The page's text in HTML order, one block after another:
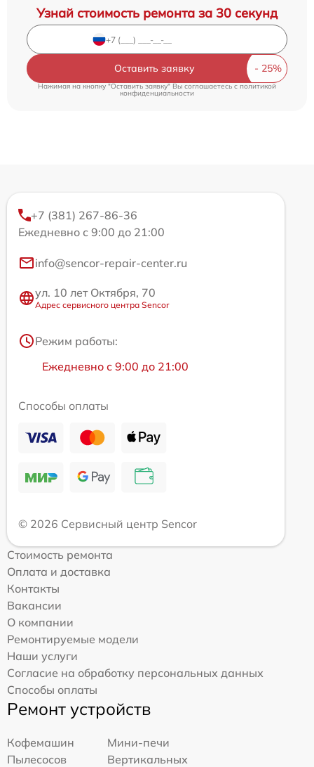
Узнай стоимость ремонта за 30 секунд
Оставить заявку
Нажимая на кнопку "Оставить заявку" Вы соглашаетесь cполитикой
конфиденциальности
+7 (381) 267-86-36
Ежедневно с 9:00 до 21:00
info@sencor-repair-center.ru
ул. 10 лет Октября, 70
Адрес сервисного центра Sencor
Режим работы:
Ежедневно с 9:00 до 21:00
Способы оплаты
© 2026 Сервисный центр Sencor
Стоимость ремонта
Оплата и доставка
Контакты
Вакансии
О компании
Ремонтируемые модели
Наши услуги
Согласие на обработку персональных данных
Способы оплаты
Ремонт устройств
Кофемашин
Мини-печи
Пылесосов
Вертикальных